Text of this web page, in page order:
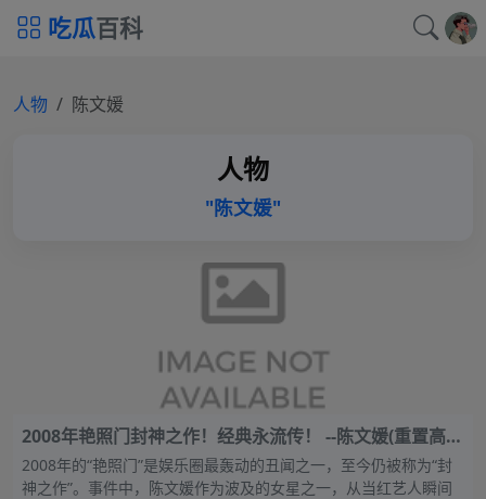
吃瓜百科
人物 陈文媛
人物
"陈文媛"
2008年艳照门封神之作！经典永流传！ --陈文媛(重置高清
版)
2008年的“艳照门”是娱乐圈最轰动的丑闻之一，至今仍被称为“封
神之作”。事件中，陈文媛作为波及的女星之一，从当红艺人瞬间